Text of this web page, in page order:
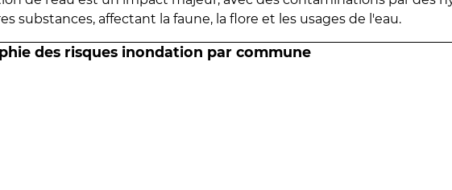
substances, affectant la faune, la flore et les usages de l'eau.
des risques inondation par commune